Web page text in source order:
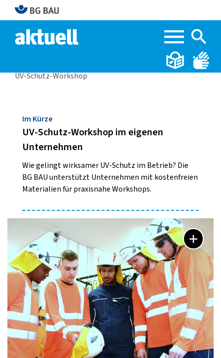
UV-Schutz-Workshop
Im Kürze
UV-Schutz-Workshop im eigenen
Unternehmen
Wie gelingt wirksamer UV-Schutz im Betrieb? Die
BG BAU unterstützt Unternehmen mit kostenfreien
Materialien für praxisnahe Workshops.